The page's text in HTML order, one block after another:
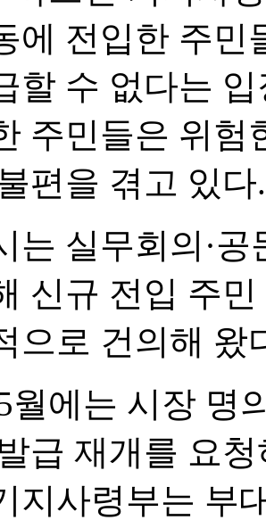
에 전입한 주민
할 수 없다는
주민들은 위
편을 겪고 있다.
는 실무회의·
신규 전입 주
으로 건의해 왔
월에는 시장 명
급 재개를 요
지사령부는 부